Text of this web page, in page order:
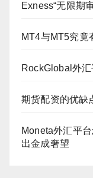
Exness“无限期
MT4与MT5究竟
RockGlobal外
期货配资的优缺
Moneta外汇平
出金成奢望